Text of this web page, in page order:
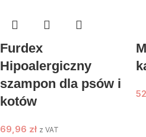
Furdex
Hipoalergiczny
szampon dla psów i
kotów
69,96 zł z VAT